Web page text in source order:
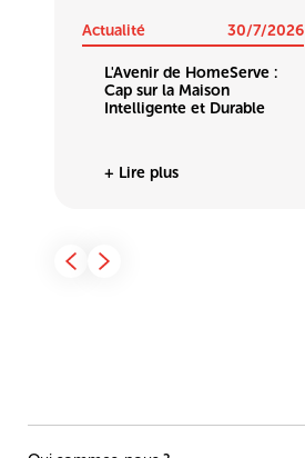
Actualité 30/7/2026
L'Avenir de HomeServe :
Cap sur la Maison
Intelligente et Durable
+ Lire plus